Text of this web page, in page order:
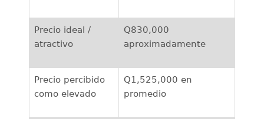
Precio ideal /
atractivo
Q830,000
aproximadamente
Precio percibido
como elevado
Q1,525,000 en
promedio